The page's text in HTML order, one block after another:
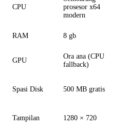
CPU
prosesor x64
modern
RAM 8 gb
GPU
Ora ana (CPU
fallback)
Spasi Disk 500 MB gratis
Tampilan 1280 × 720